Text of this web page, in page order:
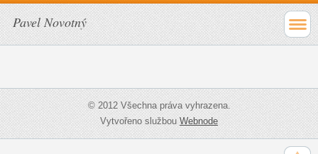
Pavel Novotný
© 2012 Všechna práva vyhrazena.
Vytvořeno službouWebnode